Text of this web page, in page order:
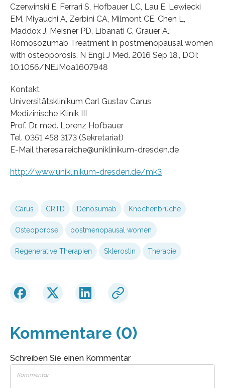
Czerwinski E, Ferrari S, Hofbauer LC, Lau E, Lewiecki
EM, Miyauchi A, Zerbini CA, Milmont CE, Chen L,
Maddox J, Meisner PD, Libanati C, Grauer A.:
Romosozumab Treatment in postmenopausal women
with osteoporosis. N Engl J Med. 2016 Sep 18., DOI:
10.1056/NEJMoa1607948
Kontakt
Universitätsklinikum Carl Gustav Carus
Medizinische Klinik III
Prof. Dr. med. Lorenz Hofbauer
Tel. 0351 458 3173 (Sekretariat)
E-Mail theresa.reiche@uniklinikum-dresden.de
http://www.uniklinikum-dresden.de/mk3
Carus CRTD Denosumab Knochenbrüche
Osteoporose postmenopausal women
Regenerative Therapien Sklerostin Therapie
Kommentare (0)
Schreiben Sie einen Kommentar